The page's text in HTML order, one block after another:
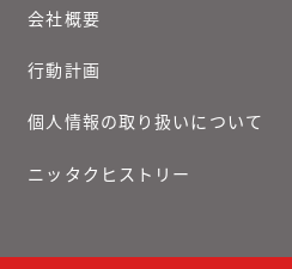
会社概要
行動計画
個人情報の取り扱いについて
ニッタクヒストリー